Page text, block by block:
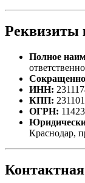
Реквизиты
Полное
ИНН:
КПП:
ОГРН:
Краснодар,